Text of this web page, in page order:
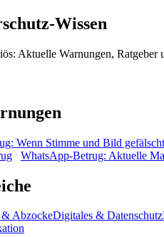
Wissen
Aktuelle Warnungen,
Wenn Stimme und Bild
WhatsApp-Betrug: Aktuelle
AbzockeDigitales & Datenschutz